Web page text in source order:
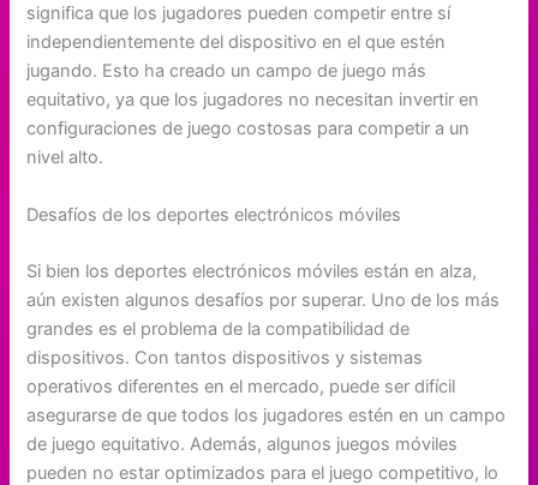
significa que los jugadores pueden competir entre sí
independientemente del dispositivo en el que estén
jugando. Esto ha creado un campo de juego más
equitativo, ya que los jugadores no necesitan invertir en
configuraciones de juego costosas para competir a un
nivel alto.
Desafíos de los deportes electrónicos móviles
Si bien los deportes electrónicos móviles están en alza,
aún existen algunos desafíos por superar. Uno de los más
grandes es el problema de la compatibilidad de
dispositivos. Con tantos dispositivos y sistemas
operativos diferentes en el mercado, puede ser difícil
asegurarse de que todos los jugadores estén en un campo
de juego equitativo. Además, algunos juegos móviles
pueden no estar optimizados para el juego competitivo, lo